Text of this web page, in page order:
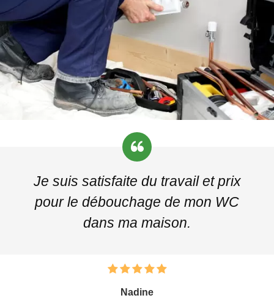
Je suis satisfaite du travail et prix
pour le débouchage de mon WC
dans ma maison.
Nadine